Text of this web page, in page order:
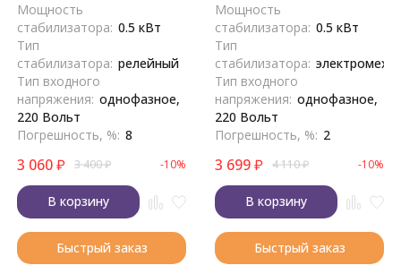
Мощность
стабилизатора: 0.5 кВт
Тип
стабилизатора: релейный
Тип входного
напряжения: однофазное,
220 Вольт
Погрешность, %: 8
3 060₽ 3 400₽ -10%
В корзину
Быстрый заказ
Мощность
стабилизатора: 0.5 кВт
Тип
стабилизатора:
Тип входного
напряжения: однофазное,
220 Вольт
Погрешность, %: 2
3 699₽ 4 110₽ -10%
В корзину
Быстрый заказ